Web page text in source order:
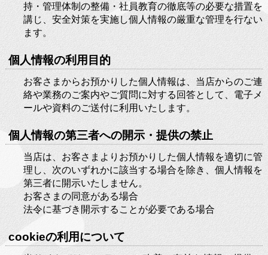
求人情報 Recruit
持・管理体制の整備・社員教育の徹底等の必要な措置を
講じ、安全対策を実施し個人情報の厳重な管理を行ない
ます。
個人情報の利用目的
お客さまからお預かりした個人情報は、当店からのご連
絡や業務のご案内やご質問に対する回答として、電子メ
ールや資料のご送付に利用いたします。
個人情報の第三者への開示・提供の禁止
当店は、お客さまよりお預かりした個人情報を適切に管
理し、次のいずれかに該当する場合を除き、個人情報を
第三者に開示いたしません。
お客さまの同意がある場合
法令に基づき開示することが必要である場合
cookieの利用について